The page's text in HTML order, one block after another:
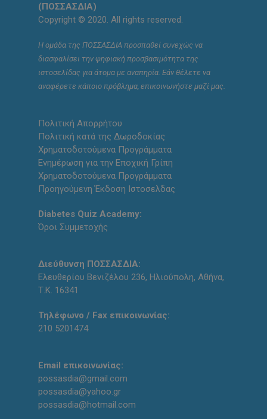
(ΠΟΣΣΑΣΔΙΑ)
Copyright © 2020. All rights reserved.
Η ομάδα της ΠΟΣΣΑΣΔΙΑ προσπαθεί συνεχώς να
διασφαλίσει την ψηφιακή προσβασιμότητα της
ιστοσελίδας για άτομα με αναπηρία. Εάν θέλετε να
αναφέρετε κάποιο πρόβλημα, επικοινωνήστε μαζί μας.
Πολιτική Απορρήτου
Πολιτική κατά της Δωροδοκίας
Χρηματοδοτούμενα Προγράμματα
Ενημέρωση για την Εποχική Γρίπη
Χρηματοδοτούμενα Προγράμματα
Προηγούμενη Έκδοση Ιστοσελδας
Diabetes Quiz Academy:
Όροι Συμμετοχής
Διεύθυνση ΠΟΣΣΑΣΔΙΑ:
Ελευθερίου Βενιζέλου 236, Ηλιούπολη, Αθήνα,
Τ.Κ. 16341
Τηλέφωνο / Fax επικοινωνίας:
210 5201474
Email επικοινωνίας:
possasdia@gmail.com
possasdia@yahoo.gr
possasdia@hotmail.com